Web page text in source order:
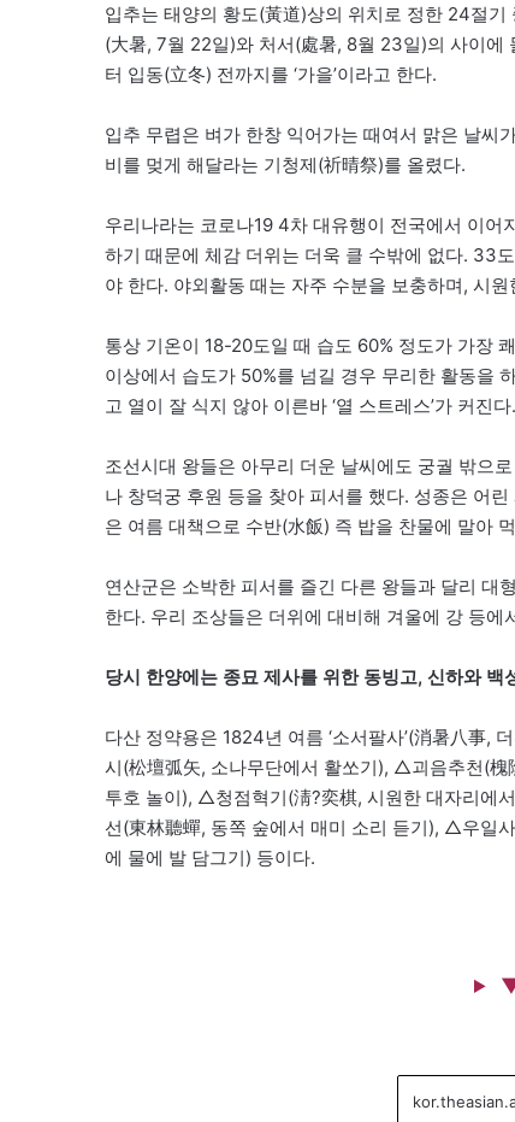
입추는 태양의 황도(黃道)상의 위치로 정한 24절
(大暑, 7월 22일)와 처서(處暑, 8월 23일)의 사이에
터 입동(立冬) 전까지를 ‘가을’이라고 한다.
입추 무렵은 벼가 한창 익어가는 때여서 맑은 날씨
비를 멎게 해달라는 기청제(祈晴祭)를 올렸다.
우리나라는 코로나19 4차 대유행이 전국에서 이
하기 때문에 체감 더위는 더욱 클 수밖에 없다. 33
야 한다. 야외활동 때는 자주 수분을 보충하며, 시
통상 기온이 18-20도일 때 습도 60% 정도가 가장
이상에서 습도가 50%를 넘길 경우 무리한 활동을
고 열이 잘 식지 않아 이른바 ‘열 스트레스’가 커진
조선시대 왕들은 아무리 더운 날씨에도 궁궐 밖으
나 창덕궁 후원 등을 찾아 피서를 했다. 성종은 어
은 여름 대책으로 수반(水飯) 즉 밥을 찬물에 말아
연산군은 소박한 피서를 즐긴 다른 왕들과 달리 대
한다. 우리 조상들은 더위에 대비해 겨울에 강 등
당시 한양에는 종묘 제사를 위한 동빙고, 신하와
다산 정약용은 1824년 여름 ‘소서팔사’(消暑八事,
시(松壇弧矢, 소나무단에서 활쏘기), △괴음추천(
투호 놀이), △청점혁기(淸?奕棋, 시원한 대자리에
선(東林聽蟬, 동쪽 숲에서 매미 소리 듣기), △우일
에 물에 발 담그기) 등이다.